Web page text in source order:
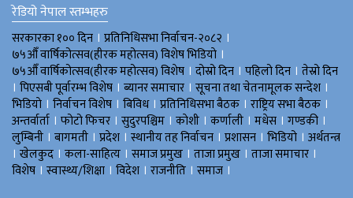
रेडियो नेपाल स्तम्भहरु
सरकारका १०० दिन । प्रतिनिधिसभा निर्वाचन-२०८२ ।
७५औँ वार्षिकोत्सव(हीरक महोत्सव) विशेष भिडियाे ।
७५औँ वार्षिकोत्सव(हीरक महोत्सव) विशेष । दोस्रो दिन । पहिलो दिन । तेस्रो दिन
। पिएसबी पूर्वारम्भ विशेष । ब्यानर समाचार । सूचना तथा चेतनामूलक सन्देश ।
भिडियाे । निर्वाचन विशेष । बिविध। प्रतिनिधिसभा बैठक । राष्ट्रिय सभा बैठक ।
अन्तर्वार्ता । फोटो फिचर । सुदुरपश्चिम । काेशी । कर्णाली । मधेस । गण्डकी ।
लुम्बिनी । बागमती । प्रदेश । स्थानीय तह निर्वाचन । प्रशासन । भिडियो । अर्थतन्त्र
। खेलकुद । कला-साहित्य । समाज प्रमुख । ताजा प्रमुख । ताजा समाचार ।
विशेष । स्वास्थ्य/शिक्षा । विदेश । राजनीति । समाज ।